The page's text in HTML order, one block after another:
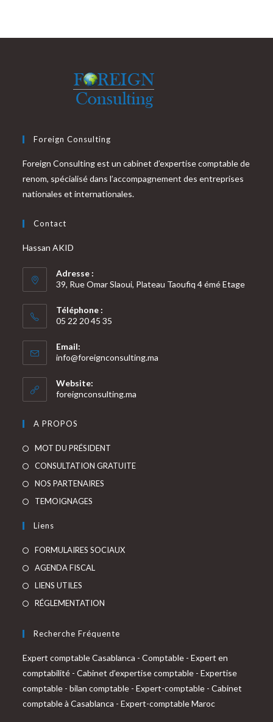
Foreign Consulting
Foreign Consulting est un cabinet d’expertise comptable de
renom, spécialisé dans l’accompagnement des entreprises
nationales et internationales.
Contact
Hassan AKID
Adresse :
39, Rue Omar Slaoui, Plateau Taoufiq 4 émé Etage
Téléphone :
05 22 20 45 35
Email:
info@foreignconsulting.ma
Website:
foreignconsulting.ma
A PROPOS
MOT DU PRÉSIDENT
dans
CONSULTATION GRATUITES’ouvre
NOS PARTENAIRES
TEMOIGNAGES
nouvel
Liens
FORMULAIRES SOCIAUX
AGENDA FISCAL
LIENS UTILES
RÉGLEMENTATION
Recherche Fréquente
Expert comptable Casablanca -Comptable -Expert en
comptabilité -Cabinet d’expertise comptable -Expertise
comptable -bilan comptable -Expert-comptable -Cabinet
comptable à Casablanca -Expert-comptable Maroc